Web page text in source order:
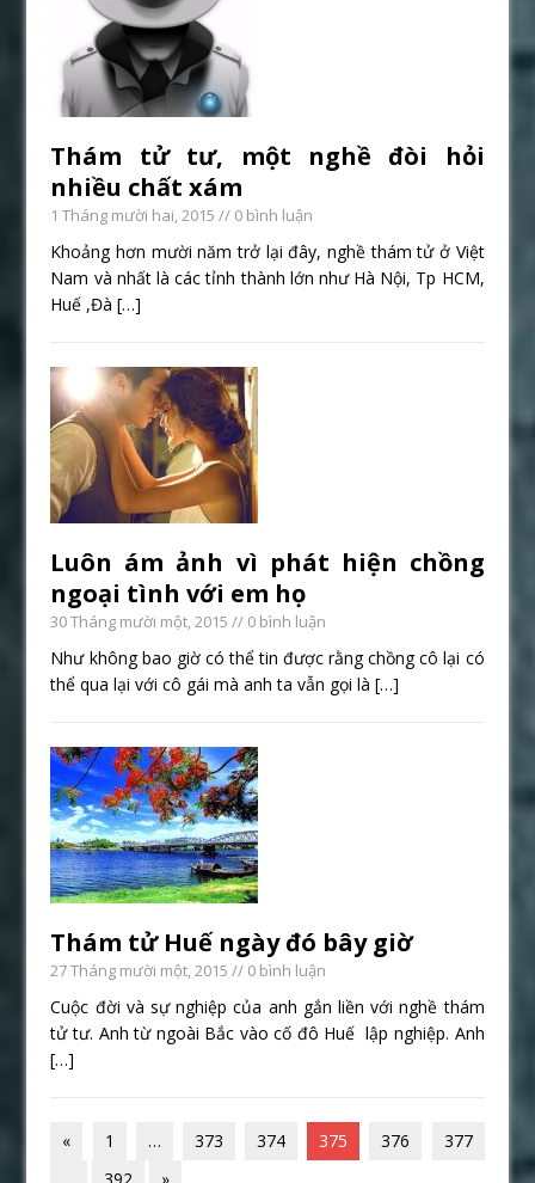
Thám tử tư, một nghề đòi hỏi
nhiều chất xám
1 Tháng mười hai, 2015 // 0 bình luận
Khoảng hơn mười năm trở lại đây, nghề thám tử ở Việt
Nam và nhất là các tỉnh thành lớn như Hà Nội, Tp HCM,
Huế ,Đà[…]
Luôn ám ảnh vì phát hiện chồng
ngoại tình với em họ
30 Tháng mười một, 2015 // 0 bình luận
Như không bao giờ có thể tin được rằng chồng cô lại có
thể qua lại với cô gái mà anh ta vẫn gọi là[…]
Thám tử Huế ngày đó bây giờ
27 Tháng mười một, 2015 // 0 bình luận
Cuộc đời và sự nghiệp của anh gắn liền với nghề thám
tử tư. Anh từ ngoài Bắc vào cố đô Huế lập nghiệp. Anh
[…]
« 1 … 373 374 375 376
377